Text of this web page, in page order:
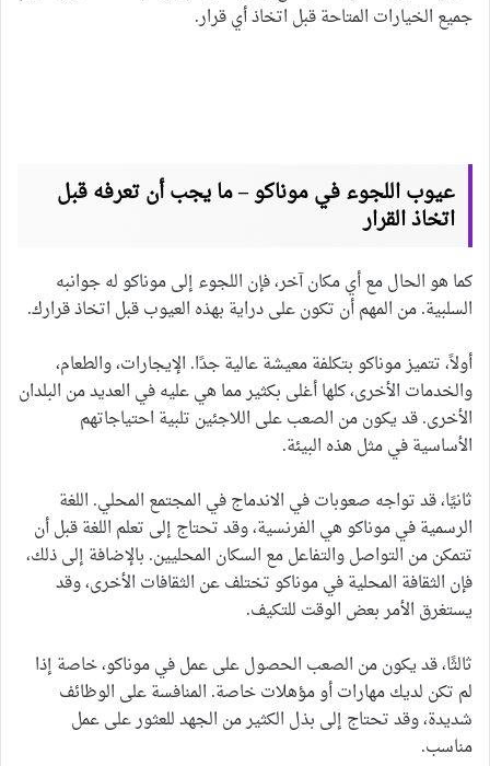
جميع الخيارات المتاحة قبل اتخاذ أي قرار.
عيوب اللجوء في موناكو – ما يجب أن تعرفه قبل
اتخاذ القرار
كما هو الحال مع أي مكان آخر، فإن اللجوء إلى موناكو له جوانبه
السلبية. من المهم أن تكون على دراية بهذه العيوب قبل اتخاذ قرارك.
أولاً، تتميز موناكو بتكلفة معيشة عالية جدًا. الإيجارات، والطعام،
والخدمات الأخرى، كلها أغلى بكثير مما هي عليه في العديد من البلدان
الأخرى. قد يكون من الصعب على اللاجئين تلبية احتياجاتهم
الأساسية في مثل هذه البيئة.
ثانيًا، قد تواجه صعوبات في الاندماج في المجتمع المحلي. اللغة
الرسمية في موناكو هي الفرنسية، وقد تحتاج إلى تعلم اللغة قبل أن
تتمكن من التواصل والتفاعل مع السكان المحليين. بالإضافة إلى ذلك،
فإن الثقافة المحلية في موناكو تختلف عن الثقافات الأخرى، وقد
يستغرق الأمر بعض الوقت للتكيف.
ثالثًا، قد يكون من الصعب الحصول على عمل في موناكو، خاصة إذا
لم تكن لديك مهارات أو مؤهلات خاصة. المنافسة على الوظائف
شديدة، وقد تحتاج إلى بذل الكثير من الجهد للعثور على عمل
مناسب.